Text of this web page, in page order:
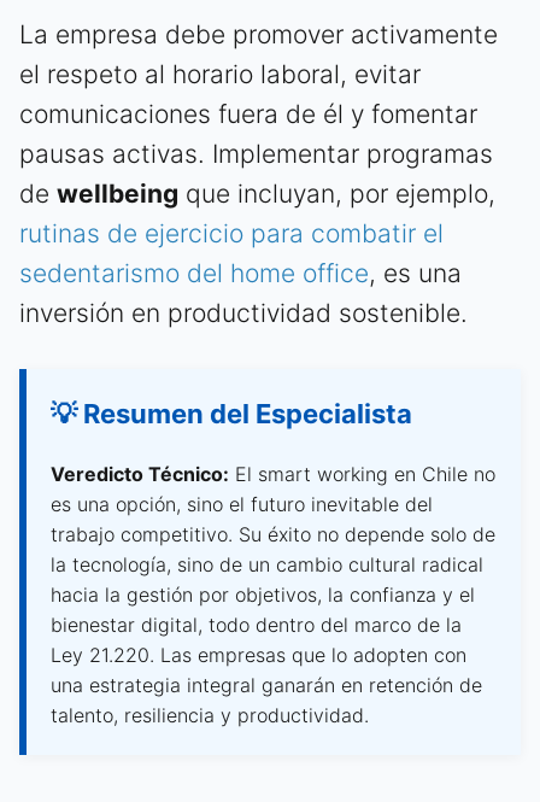
La empresa debe promover activamente
el respeto al horario laboral, evitar
comunicaciones fuera de él y fomentar
pausas activas. Implementar programas
de wellbeing que incluyan, por ejemplo,
rutinas de ejercicio para combatir el
sedentarismo del home office, es una
inversión en productividad sostenible.
💡 Resumen del Especialista
Veredicto Técnico: El smart working en Chile no
es una opción, sino el futuro inevitable del
trabajo competitivo. Su éxito no depende solo de
la tecnología, sino de un cambio cultural radical
hacia la gestión por objetivos, la confianza y el
bienestar digital, todo dentro del marco de la
Ley 21.220. Las empresas que lo adopten con
una estrategia integral ganarán en retención de
talento, resiliencia y productividad.